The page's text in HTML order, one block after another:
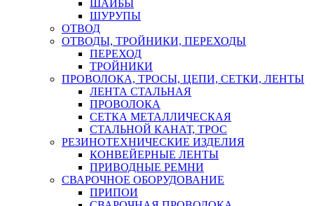
ШАЙБЫ
ШУРУПЫ
ОТВОД
ОТВОДЫ, ТРОЙНИКИ, ПЕРЕХОДЫ
ПЕРЕХОД
ТРОЙНИКИ
ПРОВОЛОКА, ТРОСЫ, ЦЕПИ, СЕТКИ, ЛЕНТЫ
ЛЕНТА СТАЛЬНАЯ
ПРОВОЛОКА
СЕТКА МЕТАЛЛИЧЕСКАЯ
СТАЛЬНОЙ КАНАТ, ТРОС
РЕЗИНОТЕХНИЧЕСКИЕ ИЗДЕЛИЯ
КОНВЕЙЕРНЫЕ ЛЕНТЫ
ПРИВОДНЫЕ РЕМНИ
СВАРОЧНОЕ ОБОРУДОВАНИЕ
ПРИПОИ